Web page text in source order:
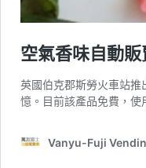
空氣香味自動販
英國伯克郡斯勞火車站
憶。目前該產品免費，使
Vanyu-Fuji